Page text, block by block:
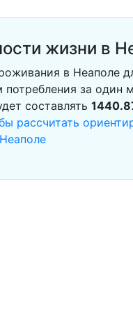
жизни в
в Неаполе
за один
составлять
рассчитать